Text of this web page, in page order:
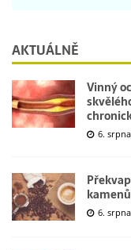
AKTUÁLNĚ
Vinný
6.
6.